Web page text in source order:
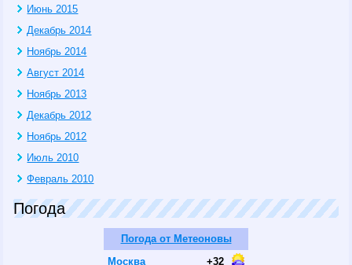
Июнь 2015
Декабрь 2014
Ноябрь 2014
Август 2014
Ноябрь 2013
Декабрь 2012
Ноябрь 2012
Июль 2010
Февраль 2010
Погода
Погода от Метеоновы
Москва
+32